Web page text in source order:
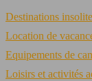
Destinations
Location de
Equipements de
Loisirs et activités